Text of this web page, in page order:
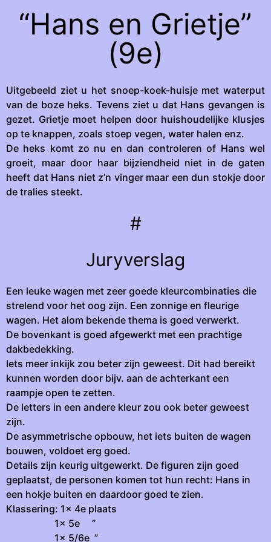
“Hans en Grietje”
(9e)
Uitgebeeld ziet u het snoep-koek-huisje met waterput
van de boze heks. Tevens ziet u dat Hans gevangen is
gezet. Grietje moet helpen door huishoudelijke klusjes
op te knappen, zoals stoep vegen, water halen enz.
De heks komt zo nu en dan controleren of Hans wel
groeit, maar door haar bijziendheid niet in de gaten
heeft dat Hans niet z’n vinger maar een dun stokje door
de tralies steekt.
#
Juryverslag
Een leuke wagen met zeer goede kleurcombinaties die
strelend voor het oog zijn. Een zonnige en fleurige
wagen. Het alom bekende thema is goed verwerkt.
De bovenkant is goed afgewerkt met een prachtige
dakbedekking.
Iets meer inkijk zou beter zijn geweest. Dit had bereikt
kunnen worden door bijv. aan de achterkant een
raampje open te zetten.
De letters in een andere kleur zou ook beter geweest
zijn.
De asymmetrische opbouw, het iets buiten de wagen
bouwen, voldoet erg goed.
Details zijn keurig uitgewerkt. De figuren zijn goed
geplaatst, de personen komen tot hun recht: Hans in
een hokje buiten en daardoor goed te zien.
Klassering: 1x 4e plaats
1x 5e ”
1x 5/6e ”